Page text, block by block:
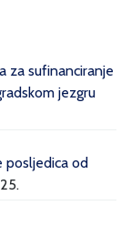
za sufinanciranje
jezgru
posljedica od